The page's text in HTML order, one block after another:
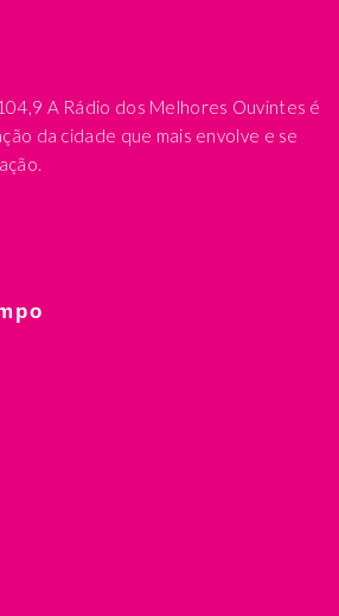
A Rádio dos Melhores Ouvintes é
da cidade que mais envolve e se